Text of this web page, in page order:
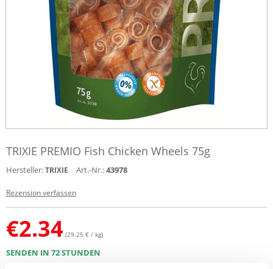
TRIXIE PREMIO Fish Chicken Wheels 75g
Hersteller:TRIXIE Art.-Nr.:43978
Rezension verfassen
€2.34 (29.25 € / kg)
SENDEN IN 72 STUNDEN